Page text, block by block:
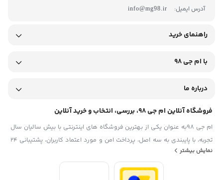
آدرس ایمیل:
info@mg98.ir
راهنمای خرید
با ام جی 98
درباره ما
فروشگاه آنلاین ام جی 98، بررسی، انتخاب و خرید آنلاین
ام جی 98به عنوان یکی از بهترین فروشگاه های اینترنتی با بیش سالیان سال
تجربه، با پایبندی به سه اصل، پرداخت امن و مورد اعتماد کاربران، پشتیبانی 24
ساعته و تضمین اصل‌بودن کالا موفق شده تا همگام با فروشگاه‌های معتبر
ایران، به یکی از بهترین فروشگاه اینترنتی ایران تبدیل شود. به محض ورود به
نمایش بیشتر